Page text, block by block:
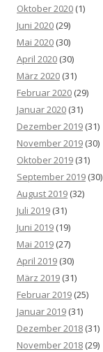
Oktober 2020 (1)
Juni 2020 (29)
Mai 2020 (30)
April 2020 (30)
März 2020 (31)
Februar 2020 (29)
Januar 2020 (31)
Dezember 2019 (31)
November 2019 (30)
Oktober 2019 (31)
September 2019 (30)
August 2019 (32)
Juli 2019 (31)
Juni 2019 (19)
Mai 2019 (27)
April 2019 (30)
März 2019 (31)
Februar 2019 (25)
Januar 2019 (31)
Dezember 2018 (31)
November 2018 (29)